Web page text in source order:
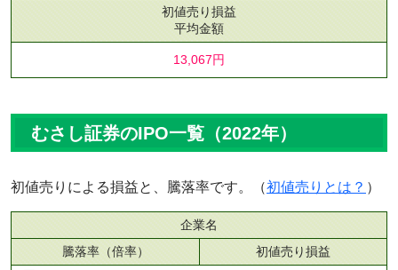
初値売り損益
平均金額
13,067円
むさし証券のIPO一覧（2022年）
初値売りによる損益と、騰落率です。（初値売りとは？ ）
企業名
騰落率（倍率）
初値売り損益